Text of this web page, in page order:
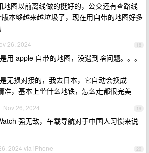
地图以前离线做的挺好的，公交还有查路线
本够越来越垃圾了，现在用自带的地图好多
18
26, 2024
用 apple 自带的地图，没遇到啥问题。。。
无损对接的，我去日本，它自动会换成
准，基本上坐什么地铁，怎么走都很完美
19
Nov 26, 2024
强无敌，车载导航对于中国人习惯来说
20
2024 via iPhone